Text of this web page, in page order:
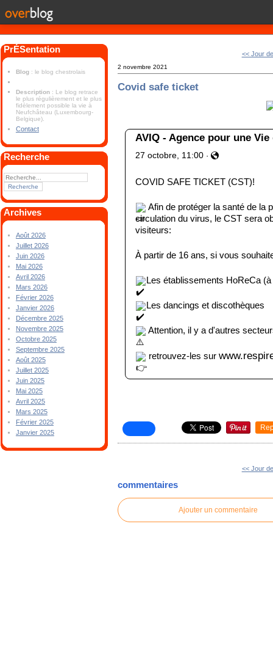
PrÉSentation
Blog : le blog chestrolais
Description : Le blog retrace
le plus régulièrement et le plus
fidèlement possible la vie à
Neufchâteau (Luxembourg-
Belgique).
Contact
Recherche
Archives
Août 2026
Juillet 2026
Juin 2026
Mai 2026
Avril 2026
Mars 2026
Février 2026
Janvier 2026
Décembre 2025
Novembre 2025
Octobre 2025
Septembre 2025
Août 2025
Juillet 2025
Juin 2025
Mai 2025
Avril 2025
Mars 2025
Février 2025
Janvier 2025
<< Jour
2 novembre 2021
Covid safe ticket
AVIQ - Agence pour une
27
0
octo
u
b
S
o
n
re
4
65
1
2
l
1
6
e
c
l
:
d
g
0
a
0 ·
COVID SAFE TICKET (CST)!
Afin de protéger la santé de la
circulation du virus, le CST sera
visiteurs:
À partir de 16 ans, si vous
Les établissements HoReCa
Les dancings et discothèques
Attention, il y a d'autres
retrouvez-les sur
<< Jour
commentaires
Ajouter un commentaire